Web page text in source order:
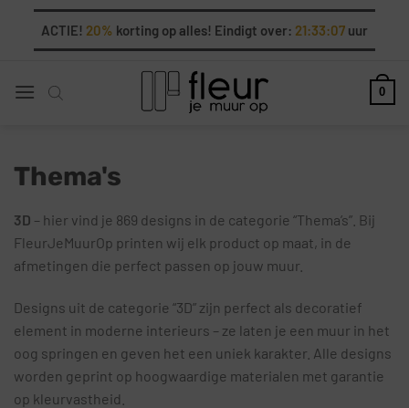
inhoud
ACTIE! 20% korting op alles! Eindigt over: 21:33:06 uur
0
Thema's
3D – hier vind je 869 designs in de categorie “Thema’s”. Bij
FleurJeMuurOp printen wij elk product op maat, in de
afmetingen die perfect passen op jouw muur.
Designs uit de categorie “3D” zijn perfect als decoratief
element in moderne interieurs – ze laten je een muur in het
oog springen en geven het een uniek karakter. Alle designs
worden geprint op hoogwaardige materialen met garantie
op kleurvastheid.